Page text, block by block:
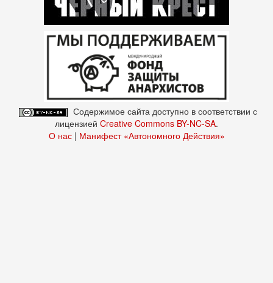
Содержимое сайта доступно в соответствии с
лицензией Creative Commons BY-NC-SA.
О нас| Манифест «Автономного Действия»